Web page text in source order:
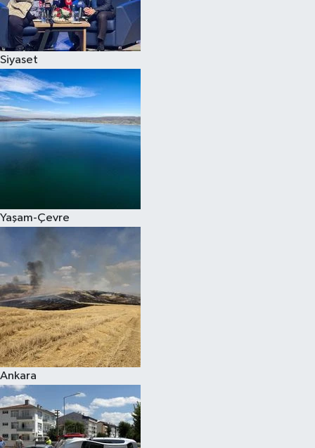
Siyaset
Yaşam-Çevre
Ankara
Spor
Çocuk
Eğitim
Kim kimdir?
Kültür Sanat
Sağlık
Siyaset
Teknoloji
Televizyon